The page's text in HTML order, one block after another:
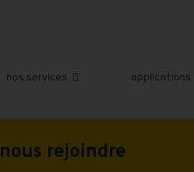
nos services  applications
nous rejoindre